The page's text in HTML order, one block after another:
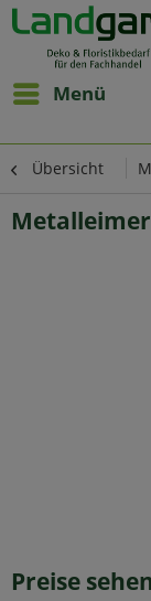
Menü
Übersicht
Preise